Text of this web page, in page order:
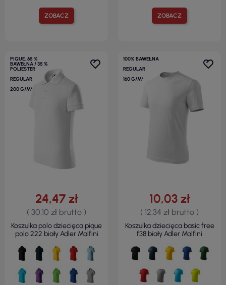
ZOBACZ ZOBACZ
PIQUE, 65 %
BAWEŁNA / 35 %
POLIESTER
REGULAR
200 G/M²
24,47 zł
( 30,10 zł brutto )
Koszulka polo dziecięca pique
polo 222 biały Adler Malfini
100% BAWEŁNA
REGULAR
160 G/M²
10,03 zł
( 12,34 zł brutto )
Koszulka dziecięca basic free
f38 biały Adler Malfini